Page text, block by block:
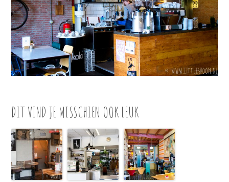
DIT VIND JE MISSCHIEN OOK LEUK